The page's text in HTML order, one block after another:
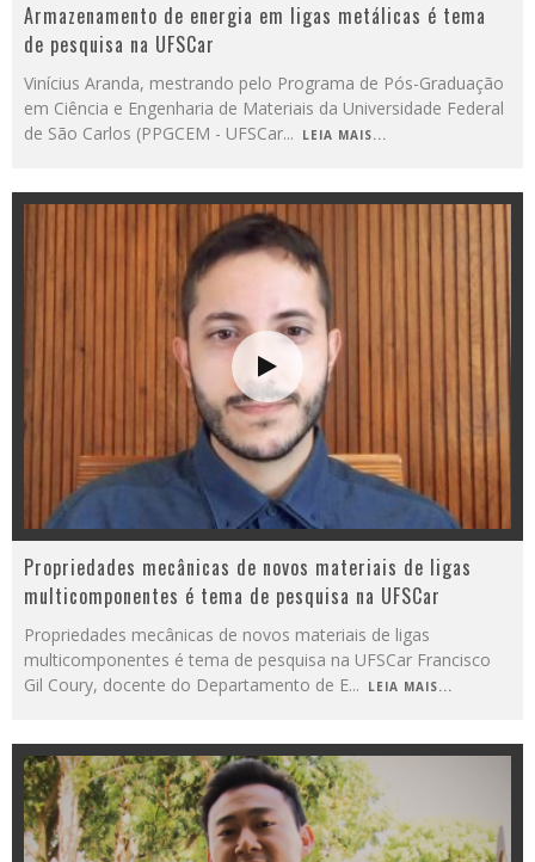
Armazenamento de energia em ligas metálicas é tema
de pesquisa na UFSCar
Vinícius Aranda, mestrando pelo Programa de Pós-Graduação
em Ciência e Engenharia de Materiais da Universidade Federal
de São Carlos (PPGCEM - UFSCar... LEIA MAIS...
Propriedades mecânicas de novos materiais de ligas
multicomponentes é tema de pesquisa na UFSCar
Propriedades mecânicas de novos materiais de ligas
multicomponentes é tema de pesquisa na UFSCar Francisco
Gil Coury, docente do Departamento de E... LEIA MAIS...